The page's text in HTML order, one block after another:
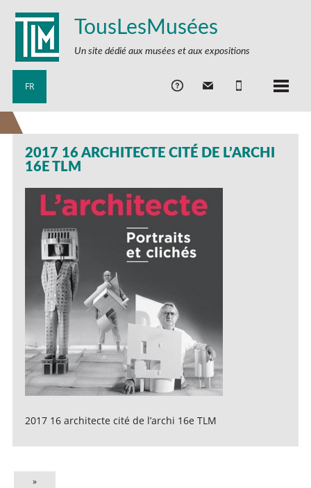
TousLesMusées
Un site dédié aux musées et aux expositions
FR
2017 16 ARCHITECTE CITÉ DE L’ARCHI
16E TLM
2017 16 architecte cité de l’archi 16e TLM
»